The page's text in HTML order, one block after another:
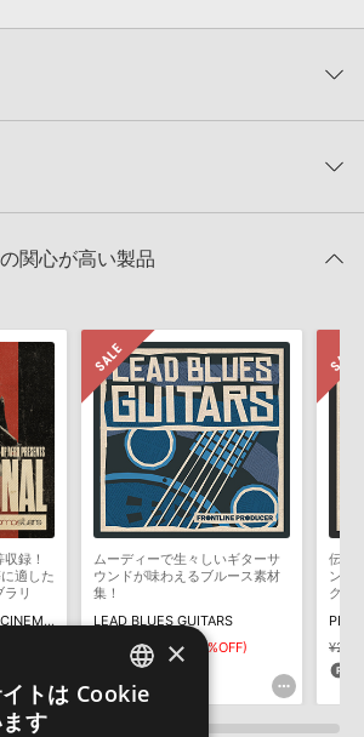
0%
トは、
。無償版のKONTAKT PLAYERではお使いい
関するご注意：
FAT32でフォーマットされた
やHFS＋でフォーマットされたHDDをご用意
ます。
通が送信されます。メールに記載されており
品のダウンロード／導入を行って下さい。
は、原則として日本語版操作マニュアルをご
。ご購入後のご不明点や詳細に関するお問い合
サポート
までご連絡ください。
収録サウンドを使ってできることを紹介するた
ション用の楽曲です。原則として、デモソング
だくことはできません。また、デモソングを
ンドが、サンプルパックに含まれていることを
ません。
、該当する製品のご購入ユーザー様専用となって
、該当する製品をご購入頂く必要がございます。
のサポート情報
関心が高い製品
録！
適した
リ
THE PROFESSIONAL - CINEMATIC SOUL & FUNK
ムーディーで生々しいギターサ
ウンドが味わえるブルース素材
集！
LEAD BLUES GUITARS
¥5,324 ¥3,726(30%OFF)
111pt
伝統
ンド
ク！
ENGLISH
×
トは Cookie
す